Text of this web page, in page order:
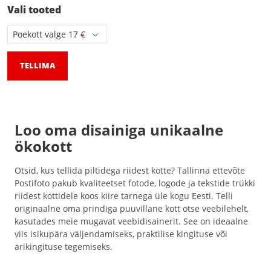
Vali tooted
TELLIMA
Loo oma disainiga unikaalne
ökokott
Otsid, kus tellida piltidega riidest kotte? Tallinna ettevõte
Postifoto pakub kvaliteetset fotode, logode ja tekstide trükki
riidest kottidele koos kiire tarnega üle kogu Eesti. Telli
originaalne oma prindiga puuvillane kott otse veebilehelt,
kasutades meie mugavat veebidisainerit. See on ideaalne
viis isikupära väljendamiseks, praktilise kingituse või
ärikingituse tegemiseks.